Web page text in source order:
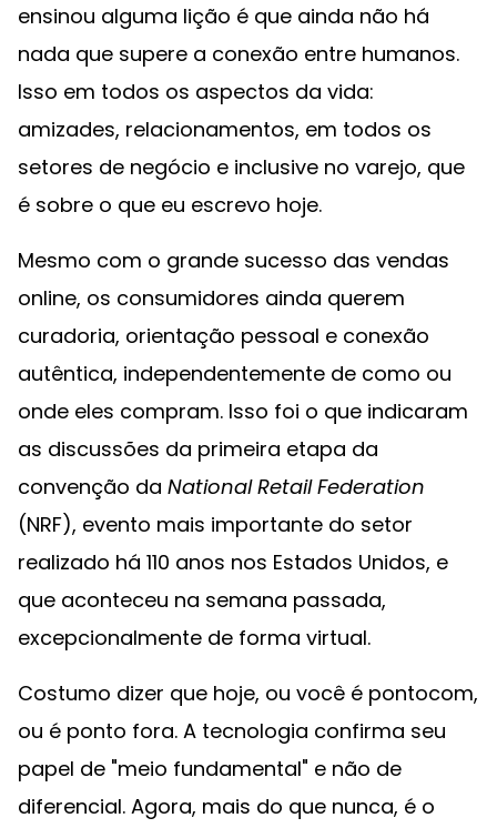
ensinou alguma lição é que ainda não há
nada que supere a conexão entre humanos.
Isso em todos os aspectos da vida:
amizades, relacionamentos, em todos os
setores de negócio e inclusive no varejo, que
é sobre o que eu escrevo hoje.
Mesmo com o grande sucesso das vendas
online, os consumidores ainda querem
curadoria, orientação pessoal e conexão
autêntica, independentemente de como ou
onde eles compram. Isso foi o que indicaram
as discussões da primeira etapa da
convenção da National Retail Federation
(NRF), evento mais importante do setor
realizado há 110 anos nos Estados Unidos, e
que aconteceu na semana passada,
excepcionalmente de forma virtual.
Costumo dizer que hoje, ou você é pontocom,
ou é ponto fora. A tecnologia confirma seu
papel de "meio fundamental" e não de
diferencial. Agora, mais do que nunca, é o